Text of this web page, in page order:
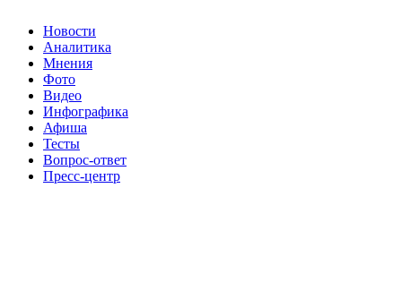
Новости
Аналитика
Мнения
Фото
Видео
Инфографика
Афиша
Тесты
Вопрос-ответ
Пресс-центр